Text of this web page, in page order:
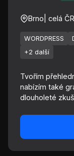
Brno | celá ČR
WORDPRESS
+2 další
Tvořím
nabízím také
dlouholeté